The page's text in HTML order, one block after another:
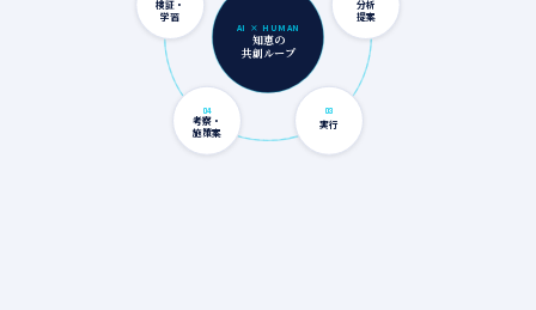
AI × HUMAN
知恵の
共創ループ
分析
提案
03
実行
04
考察・
施策案
検証・
学習